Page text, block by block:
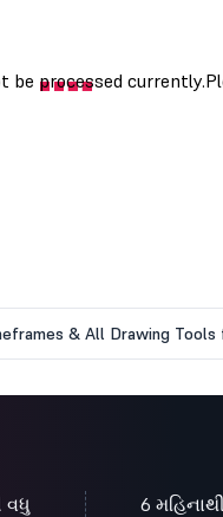
& All Drawing Tools
વધુ 6